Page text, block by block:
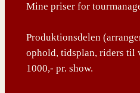
Mine priser for
Produktionsdelen
ophold, tidsplan, riders til
1000,- pr. show.